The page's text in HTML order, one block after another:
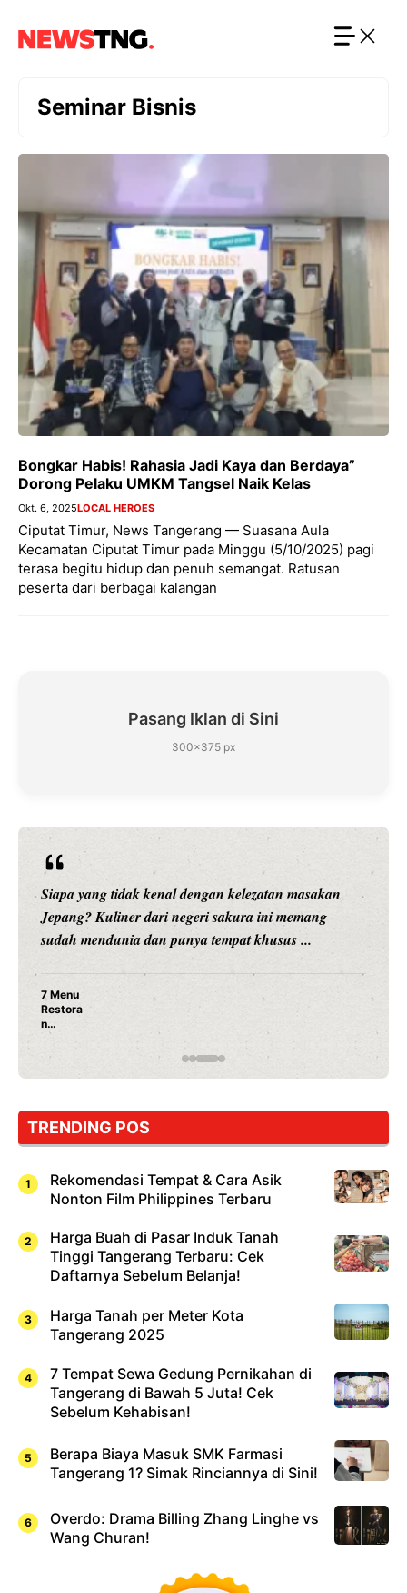
Seminar Bisnis
Bongkar Habis! Rahasia Jadi Kaya dan Berdaya”
Dorong Pelaku UMKM Tangsel Naik Kelas
Okt. 6, 2025LOCAL HEROES
Ciputat Timur, News Tangerang — Suasana Aula
Kecamatan Ciputat Timur pada Minggu (5/10/2025) pagi
terasa begitu hidup dan penuh semangat. Ratusan
peserta dari berbagai kalangan
Pasang Iklan di Sini
300×375 px
Siapa yang tidak kenal dengan kelezatan masakan
Jepang? Kuliner dari negeri sakura ini memang
sudah mendunia dan punya tempat khusus ...
7 Menu
Restora
n
Jepang
yang
Dicoba,
Cuma
Sushi!
TRENDING POS
Rekomendasi Tempat & Cara Asik
Nonton Film Philippines Terbaru
Harga Buah di Pasar Induk Tanah
Tinggi Tangerang Terbaru: Cek
Daftarnya Sebelum Belanja!
Harga Tanah per Meter Kota
Tangerang 2025
7 Tempat Sewa Gedung Pernikahan di
Tangerang di Bawah 5 Juta! Cek
Sebelum Kehabisan!
Berapa Biaya Masuk SMK Farmasi
Tangerang 1? Simak Rinciannya di Sini!
Overdo: Drama Billing Zhang Linghe vs
Wang Churan!